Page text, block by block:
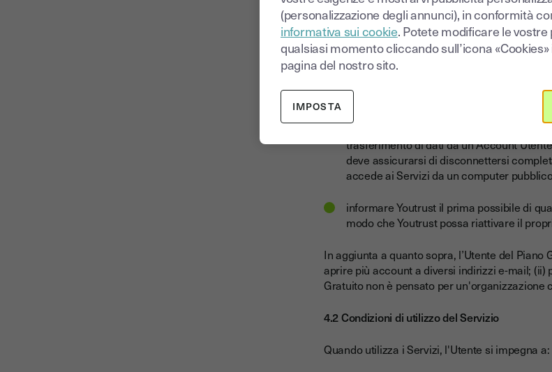
fornire informazioni accurate e complete
non creare una falsa identità o rubare
aggiornare immediatamente i propri dati
mantenere segrete le proprie Credenziali
trasferimento di dati da un Account
deve assicurarsi di disconnettersi
accede ai Servizi da un computer
informare Youtrust il prima possibile di
modo che Youtrust possa riattivare il
In aggiunta a quanto sopra, l’Utente del
aprire più account a diversi indirizzi e-mail;
Gratuito non è pensato per un'organizzazione
4.2 Condizioni di utilizzo del Servizio
Quando utilizza i Servizi, l'Utente si impegna a:
(personalizzazione degli annunci), in conformità
informativa sui cookie. Potete modificare le vostre
qualsiasi momento cliccando sull’icona
pagina del nostro sito.
IMPOSTA